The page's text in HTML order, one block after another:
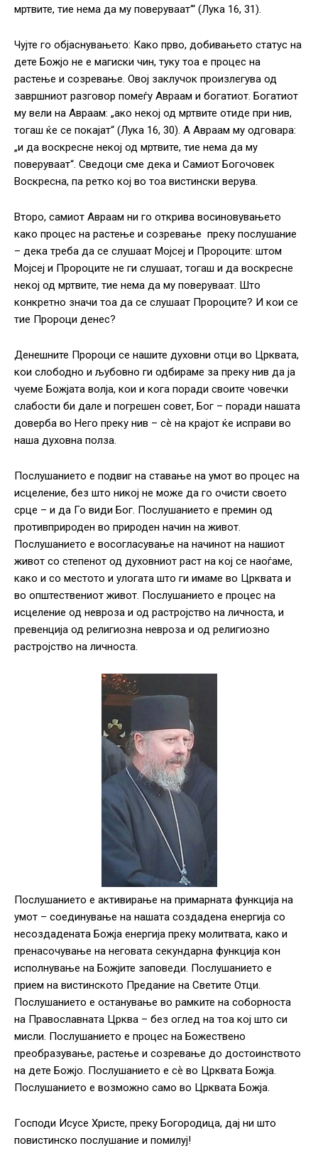
мртвите, тие нема да му поверуваат‘“ (Лука 16, 31).
Чујте го објаснувањето: Како прво, добивањето статус на
дете Божјо не е магиски чин, туку тоа е процес на
растење и созревање. Овој заклучок произлегува од
завршниот разговор помеѓу Авраам и богатиот. Богатиот
му вели на Авраам: „ако некој од мртвите отиде при нив,
тогаш ќе се покајат“ (Лука 16, 30). А Авраам му одговара:
„и да воскресне некој од мртвите, тие нема да му
поверуваат“. Сведоци сме дека и Самиот Богочовек
Воскресна, па ретко кој во тоа вистински верува.
Второ, самиот Авраам ни го открива восиновувањето
како процес на растење и созревање преку послушание
– дека треба да се слушаат Мојсеј и Пророците: штом
Мојсеј и Пророците не ги слушаат, тогаш и да воскресне
некој од мртвите, тие нема да му поверуваат. Што
конкретно значи тоа да се слушаат Пророците? И кои се
тие Пророци денес?
Денешните Пророци се нашите духовни отци во Црквата,
кои слободно и љубовно ги одбираме за преку нив да ја
чуеме Божјата волја, кои и кога поради своите човечки
слабости би дале и погрешен совет, Бог – поради нашата
доверба во Него преку нив – сѐ на крајот ќе исправи во
наша духовна полза.
Послушанието е подвиг на ставање на умот во процес на
исцеление, без што никој не може да го очисти своето
срце – и да Го види Бог. Послушанието е премин од
противприроден во природен начин на живот.
Послушанието е восогласување на начинот на нашиот
живот со степенот од духовниот раст на кој се наоѓаме,
како и со местото и улогата што ги имаме во Црквата и
во општествениот живот. Послушанието е процес на
исцеление од невроза и од растројство на личноста, и
превенција од религиозна невроза и од религиозно
растројство на личноста.
Послушанието е активирање на примарната функција на
умот – соединување на нашата создадена енергија со
несоздадената Божја енергија преку молитвата, како и
пренасочување на неговата секундарна функција кон
исполнување на Божјите заповеди. Послушанието е
прием на вистинското Предание на Светите Отци.
Послушанието е останување во рамките на соборноста
на Православната Црква – без оглед на тоа кој што си
мисли. Послушанието е процес на Божествено
преобразување, растење и созревање до достоинството
на дете Божјо. Послушанието е сѐ во Црквата Божја.
Послушанието е возможно само во Црквата Божја.
Господи Исусе Христе, преку Богородица, дај ни што
повистинско послушание и помилуј!